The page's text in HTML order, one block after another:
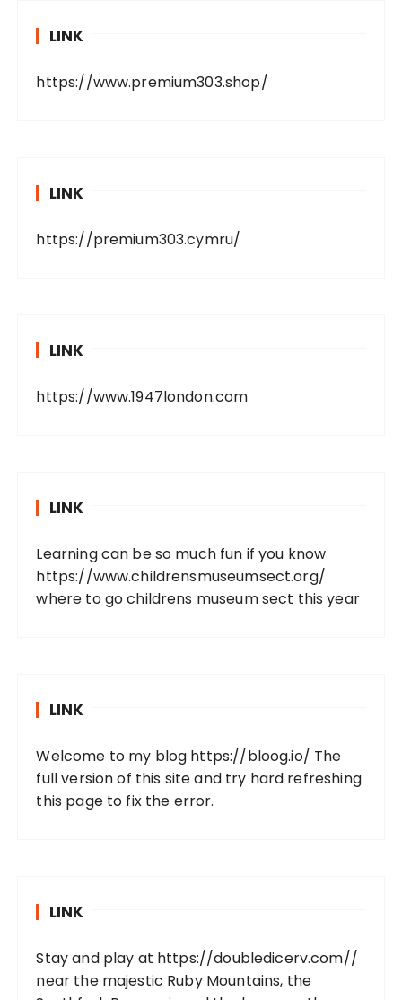
LINK
https://www.premium303.shop/
LINK
https://premium303.cymru/
LINK
https://www.1947london.com
LINK
Learning can be so much fun if you know
https://www.childrensmuseumsect.org/
where to go childrens museum sect this year
LINK
Welcome to my blog https://bloog.io/ The
full version of this site and try hard refreshing
this page to fix the error.
LINK
Stay and play at https://doubledicerv.com//
near the majestic Ruby Mountains, the